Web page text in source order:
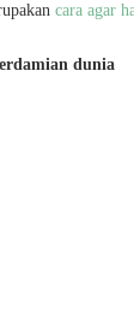
cara agar
dunia